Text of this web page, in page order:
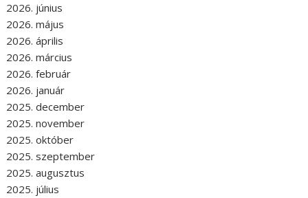
2026. június
2026. május
2026. április
2026. március
2026. február
2026. január
2025. december
2025. november
2025. október
2025. szeptember
2025. augusztus
2025. július